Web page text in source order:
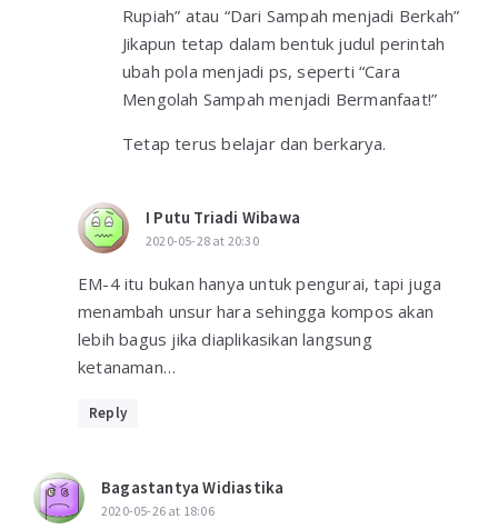
Rupiah” atau “Dari Sampah menjadi Berkah”
Jikapun tetap dalam bentuk judul perintah
ubah pola menjadi ps, seperti “Cara
Mengolah Sampah menjadi Bermanfaat!”
Tetap terus belajar dan berkarya.
I Putu Triadi Wibawa
2020-05-28 at 20:30
EM-4 itu bukan hanya untuk pengurai, tapi juga
menambah unsur hara sehingga kompos akan
lebih bagus jika diaplikasikan langsung
ketanaman…
Reply
Bagastantya Widiastika
2020-05-26 at 18:06